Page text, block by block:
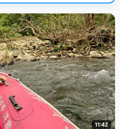
11:42